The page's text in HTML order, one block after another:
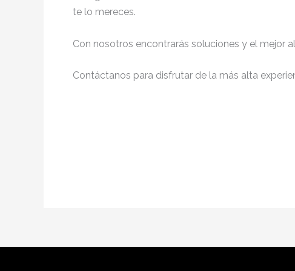
te lo mereces.
Con nosotros encontrarás soluciones y el mejor
Contáctanos para disfrutar de la más alta